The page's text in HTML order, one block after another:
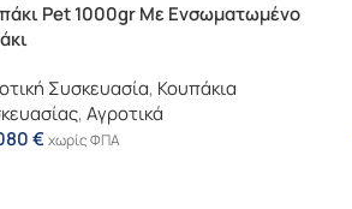
Pet 1000gr Με Ενσωματωμένο
Συσκευασία, Κουπάκια
,Αγροτικά
€χωρίς ΦΠΑ